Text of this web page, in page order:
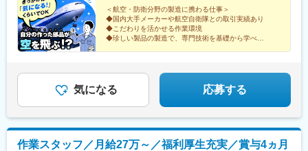
＜航空・防衛分野の製造に携わる仕事＞
◆国内大手メーカーや航空自衛隊との取引実績あり
◆こだわりを活かせる作業環境
◆珍しい製品の製造で、専門技術を基礎から学べる
◆残業は月平均20時間程度
気になる 応募する
作業スタッフ／月給27万～／福利厚生充実／賞与4ヵ月